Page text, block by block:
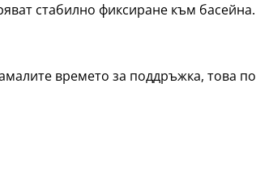
стабилно фиксиране към
времето за поддръжка, това